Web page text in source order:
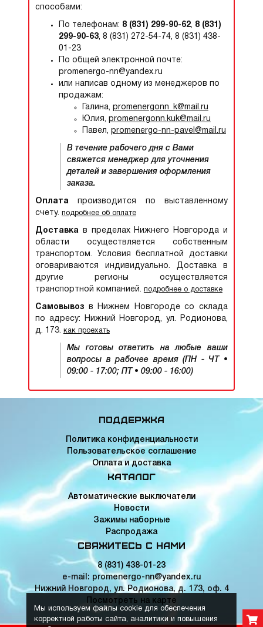
способами:
По телефонам: 8 (831) 299-90-62, 8 (831)
299-90-63, 8 (831) 272-54-74, 8 (831) 438-
01-23
По общей электронной почте:
promenergo-nn@yandex.ru
или написав одному из менеджеров по
продажам:
Галина, promenergonn_k@mail.ru
Юлия, promenergonn.kuk@mail.ru
Павел, promenergo-nn-pavel@mail.ru
В течение рабочего дня с Вами
свяжется менеджер для уточнения
деталей и завершения оформления
заказа.
Оплатапроизводится по выставленному
счету. подробнее об оплате
Доставкав пределах Нижнего Новгорода и
области осуществляется собственным
транспортом. Условия бесплатной доставки
оговариваются индивидуально. Доставка в
другие регионы осуществляется
транспортной компанией. подробнее о доставке
Самовывозв Нижнем Новгороде со склада
по адресу: Нижний Новгород, ул. Родионова,
д. 173. как проехать
Мы готовы ответить на любые ваши
вопросы в рабочее время (ПН - ЧТ •
09:00 - 17:00; ПТ • 09:00 - 16:00)
Поддержка
Политика конфиденциальности
Пользовательское соглашение
Оплата и доставка
Каталог
Автоматические выключатели
Новости
Зажимы наборные
Распродажа
Свяжитесь с нами
8 (831) 438-01-23
e-mail: promenergo-nn@yandex.ru
Нижний Новгород, ул. Родионова, д. 173, оф. 4
Посмотреть на карте
Мы используем файлы cookie для обеспечения
корректной работы сайта, аналитики и повышения